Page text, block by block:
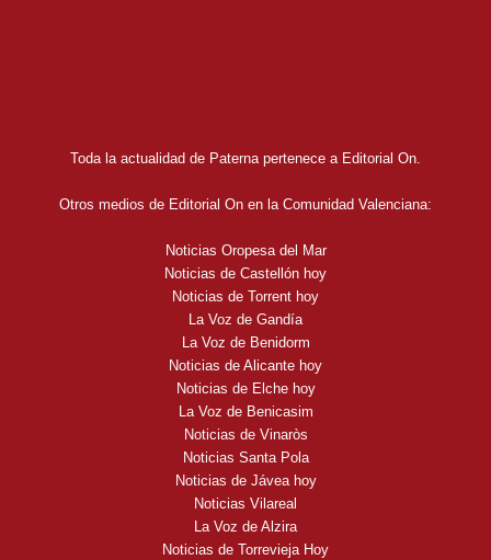
Toda la actualidad de Paterna pertenece a Editorial On.
Otros medios de Editorial On en la Comunidad Valenciana:
Noticias Oropesa del Mar
Noticias de Castellón hoy
Noticias de Torrent hoy
La Voz de Gandía
La Voz de Benidorm
Noticias de Alicante hoy
Noticias de Elche hoy
La Voz de Benicasim
Noticias de Vinaròs
Noticias Santa Pola
Noticias de Jávea hoy
Noticias Vilareal
La Voz de Alzira
Noticias de Torrevieja Hoy